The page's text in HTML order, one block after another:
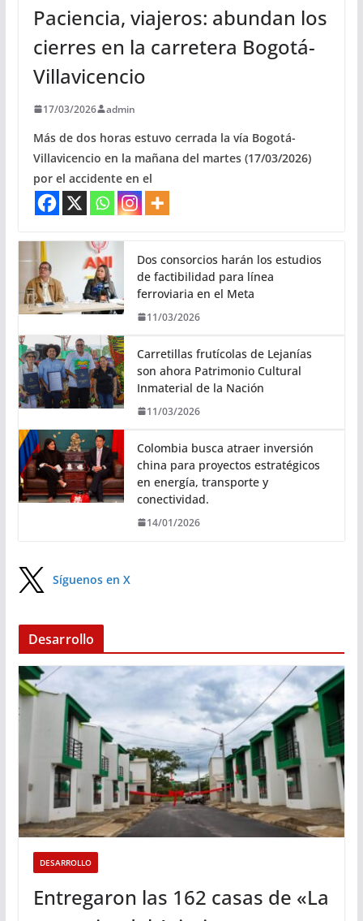
Paciencia, viajeros: abundan los
cierres en la carretera Bogotá-
Villavicencio
17/03/2026 admin
Más de dos horas estuvo cerrada la vía Bogotá-
Villavicencio en la mañana del martes (17/03/2026)
por el accidente en el
Dos consorcios harán los estudios
de factibilidad para línea
ferroviaria en el Meta
11/03/2026
Carretillas frutícolas de Lejanías
son ahora Patrimonio Cultural
Inmaterial de la Nación
11/03/2026
Colombia busca atraer inversión
china para proyectos estratégicos
en energía, transporte y
conectividad.
14/01/2026
Síguenos en X
Desarrollo
DESARROLLO
Entregaron las 162 casas de «La